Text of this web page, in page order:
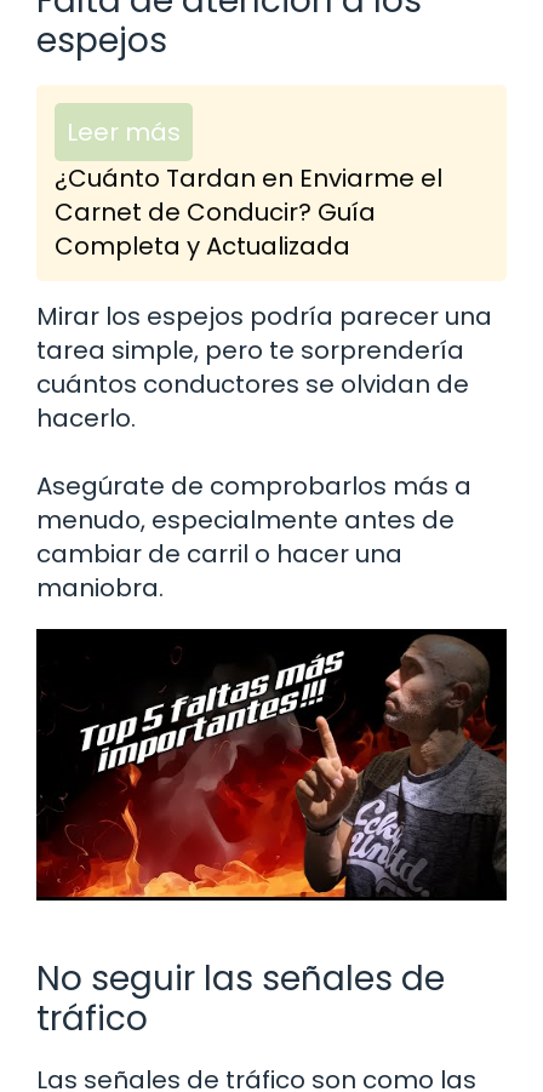
espejos
Leer más
¿Cuánto Tardan en Enviarme el
Carnet de Conducir? Guía
Completa y Actualizada
Mirar los espejos podría parecer una
tarea simple, pero te sorprendería
cuántos conductores se olvidan de
hacerlo.
Asegúrate de comprobarlos más a
menudo, especialmente antes de
cambiar de carril o hacer una
maniobra.
No seguir las señales de
tráfico
Las señales de tráfico son como las